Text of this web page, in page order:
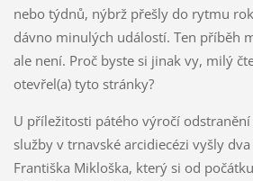
nebo týdnů, nýbrž přešly do rytmu
dávno minulých událostí. Ten příběh
ale není. Proč byste si jinak vy, milý
otevřel(a) tyto stránky?
U příležitosti pátého výročí odstranění
služby v trnavské arcidiecézi vyšly
Františka Mikloška, který si od